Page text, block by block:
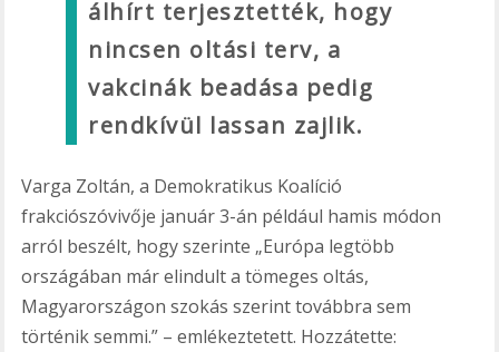
álhírt terjesztették, hogy
nincsen oltási terv, a
vakcinák beadása pedig
rendkívül lassan zajlik.
Varga Zoltán, a Demokratikus Koalíció
frakciószóvivője január 3-án például hamis módon
arról beszélt, hogy szerinte „Európa legtöbb
országában már elindult a tömeges oltás,
Magyarországon szokás szerint továbbra sem
történik semmi.” – emlékeztetett. Hozzátette: